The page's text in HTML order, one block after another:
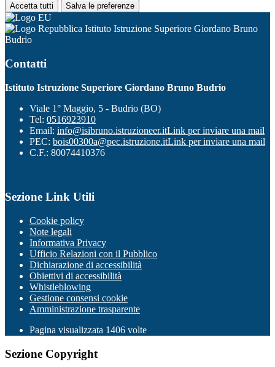
Accetta tutti Salva le preferenze
Istituto Istruzione Superiore Giordano Bruno
Budrio
Contatti
Istituto Istruzione Superiore Giordano Bruno Budrio
Viale 1° Maggio, 5 - Budrio (BO)
Tel: 0516923910
Email: info@isibruno.istruzioneer.itLink per inviare una mail
PEC: bois00300a@pec.istruzione.itLink per inviare una mail
C.F.: 80074410376
Sezione Link Utili
Cookie policy
Note legali
Informativa Privacy
Ufficio Relazioni con il Pubblico
Dichiarazione di accessibilità
Obiettivi di accessibilità
Whistleblowing
Gestione consensi cookie
Amministrazione trasparente
Pagina visualizzata 1406 volte
Sezione Copyright